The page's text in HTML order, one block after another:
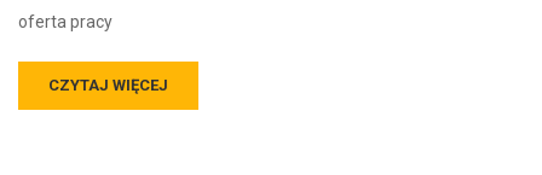
oferta pracy
CZYTAJ WIĘCEJ